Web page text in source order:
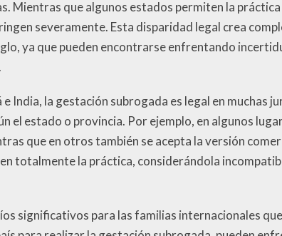
Mientras que algunos estados permiten la
severamente. Esta disparidad legal crea
ya que pueden encontrarse enfrentando
India, la gestación subrogada es legal en muchas
el estado o provincia. Por ejemplo, en algunos
que en otros también se acepta la versión
totalmente la práctica, considerándola
significativos para las familias internacionales